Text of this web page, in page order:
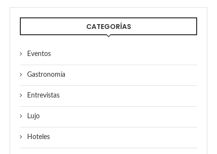
CATEGORÍAS
Eventos
Gastronomía
Entrevistas
Lujo
Hoteles